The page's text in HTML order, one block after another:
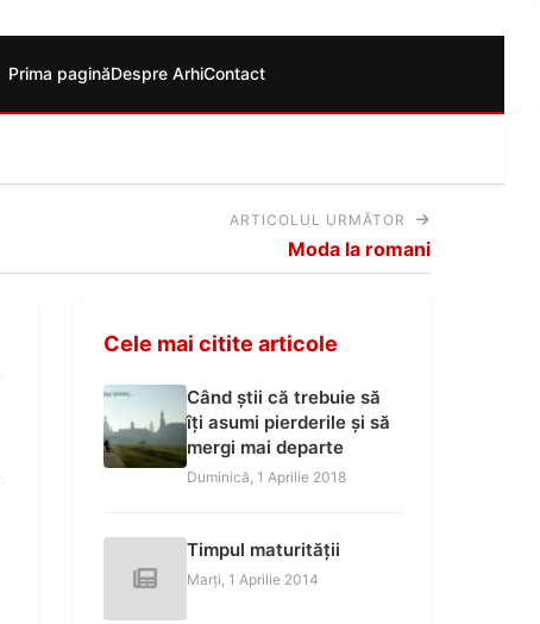
Prima paginăDespre ArhiContact
ARTICOLUL URMĂTOR
Moda la romani
Cele mai citite articole
Când știi că trebuie să
îți asumi pierderile și să
mergi mai departe
Duminică, 1 Aprilie 2018
Timpul maturității
Marți, 1 Aprilie 2014